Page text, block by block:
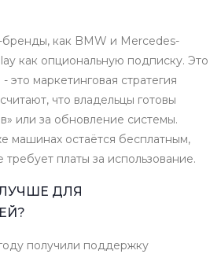
как BMW и Mercedes-
как опциональную подписку. Это
это маркетинговая стратегия
что владельцы готовы
или за обновление системы.
машинах остаётся бесплатным,
платы за использование.
ДЛЯ
получили поддержку